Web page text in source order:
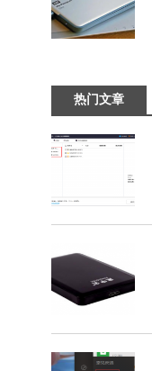
热门文章